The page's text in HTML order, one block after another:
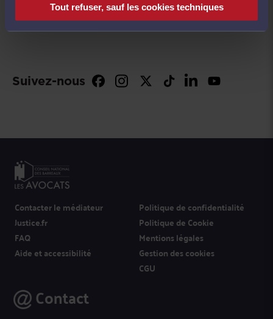
Tout refuser, sauf les cookies techniques
Suivez-nous
Contacter le médiateur
Justice.fr
FAQ
Aide et accessibilité
Politique de confidentialité
Politique de Cookie
Mentions légales
Gestion des cookies
CGU
Contact